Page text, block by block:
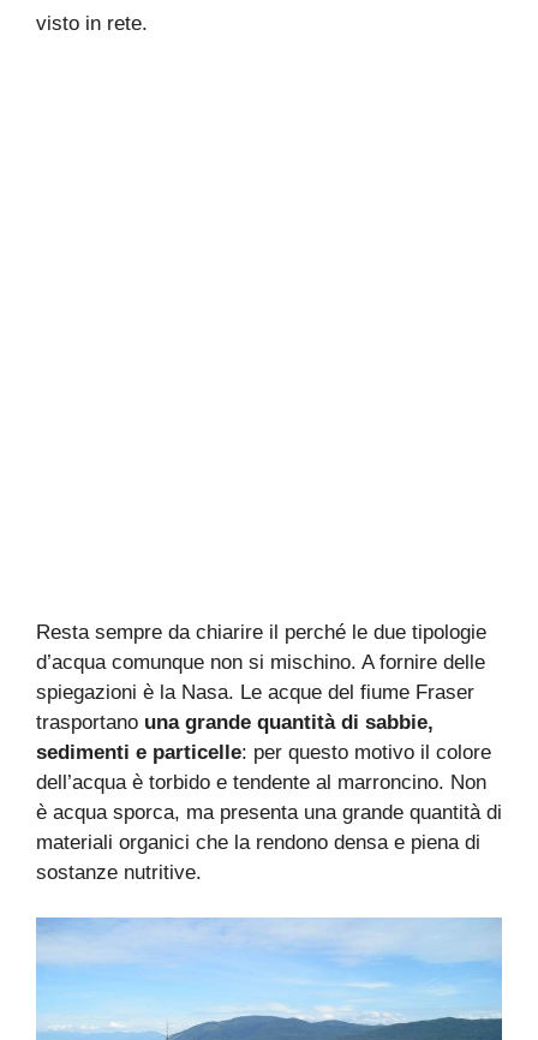
visto in rete.
Resta sempre da chiarire il perché le due tipologie
d’acqua comunque non si mischino. A fornire delle
spiegazioni è la Nasa. Le acque del fiume Fraser
trasportano una grande quantità di sabbie,
sedimenti e particelle: per questo motivo il colore
dell’acqua è torbido e tendente al marroncino. Non
è acqua sporca, ma presenta una grande quantità di
materiali organici che la rendono densa e piena di
sostanze nutritive.